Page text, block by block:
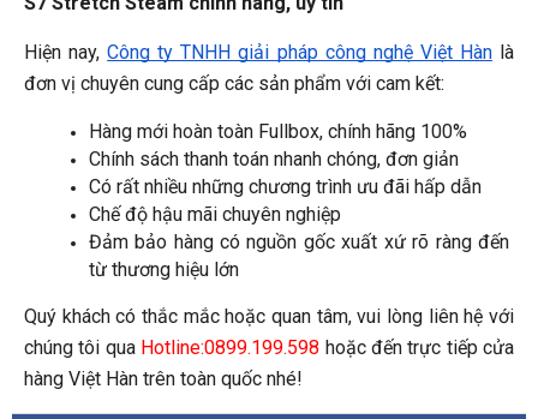
Hiện nay, Công ty TNHH giải pháp công nghệ Việt Hàn là
đơn vị chuyên cung cấp các sản phẩm với cam kết:
Hàng mới hoàn toàn Fullbox, chính hãng 100%
Chính sách thanh toán nhanh chóng, đơn giản
Có rất nhiều những chương trình ưu đãi hấp dẫn
Chế độ hậu mãi chuyên nghiệp
Đảm bảo hàng có nguồn gốc xuất xứ rõ ràng đến
từ thương hiệu lớn
Quý khách có thắc mắc hoặc quan tâm, vui lòng liên hệ với
chúng tôi qua Hotline:0899.199.598 hoặc đến trực tiếp cửa
hàng Việt Hàn trên toàn quốc nhé!